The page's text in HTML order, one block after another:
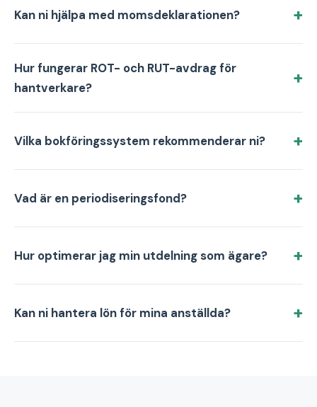
Kan ni hjälpa med momsdeklarationen?
Hur fungerar ROT- och RUT-avdrag för
hantverkare?
Vilka bokföringssystem rekommenderar ni?
Vad är en periodiseringsfond?
Hur optimerar jag min utdelning som ägare?
Kan ni hantera lön för mina anställda?